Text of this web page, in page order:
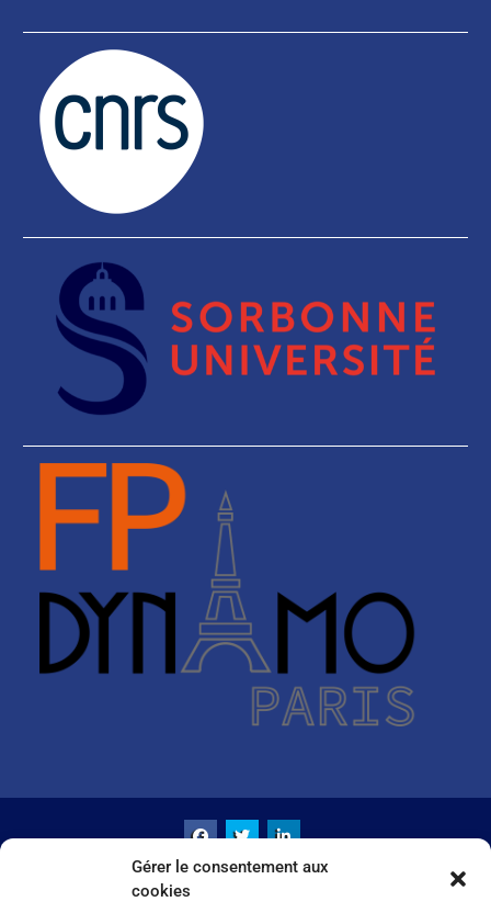
Gérer le consentement aux
cookies
Copyright LBMCE© All rights reserved.